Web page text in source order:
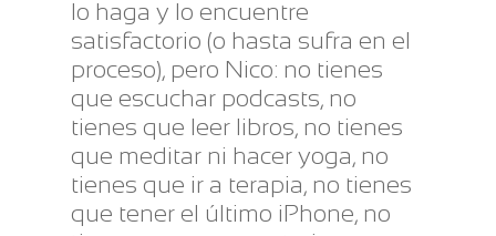
lo haga y lo encuentre
satisfactorio (o hasta sufra en el
proceso), pero Nico: no tienes
que escuchar podcasts, no
tienes que leer libros, no tienes
que meditar ni hacer yoga, no
tienes que ir a terapia, no tienes
que tener el último iPhone, no